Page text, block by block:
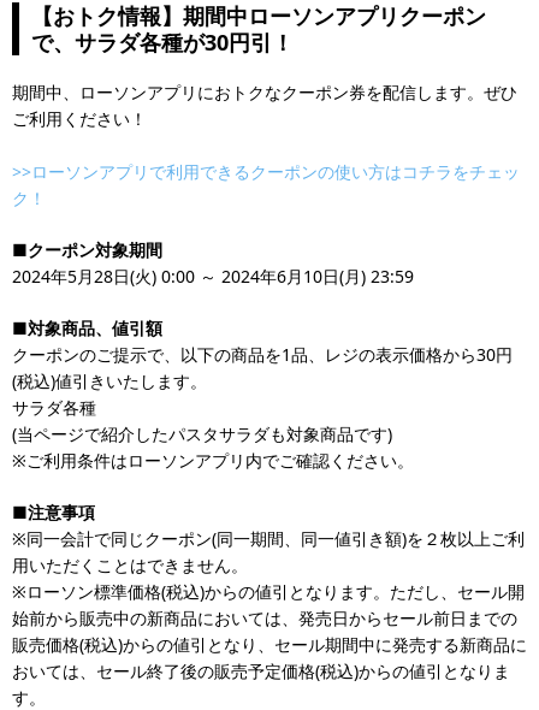
【おトク情報】期間中ローソンアプリクーポン
で、サラダ各種が30円引！
期間中、ローソンアプリにおトクなクーポン券を配信します。ぜひ
ご利用ください！
>>ローソンアプリで利用できるクーポンの使い方はコチラをチェッ
ク！
■クーポン対象期間
2024年5月28日(火) 0:00 ～ 2024年6月10日(月) 23:59
■対象商品、値引額
クーポンのご提示で、以下の商品を1品、レジの表示価格から30円
(税込)値引きいたします。
サラダ各種
(当ページで紹介したパスタサラダも対象商品です)
※ご利用条件はローソンアプリ内でご確認ください。
■注意事項
※同一会計で同じクーポン(同一期間、同一値引き額)を２枚以上ご利
用いただくことはできません。
※ローソン標準価格(税込)からの値引となります。ただし、セール開
始前から販売中の新商品においては、発売日からセール前日までの
販売価格(税込)からの値引となり、セール期間中に発売する新商品に
おいては、セール終了後の販売予定価格(税込)からの値引となりま
す。